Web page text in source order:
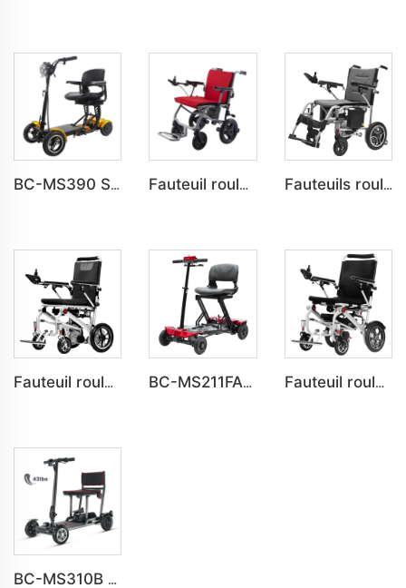
BC-MS390 Scooter pliant tout terrain à 4 roues pour personnes handicapées, adapté aux seniors Fauteuil roulant électrique ultra léger pliable en aluminium BC-EALD3 pour voyager Fauteuils roulants électriques en aluminium BC-EA8001B pour personnes handicapées
Fauteuil roulant électrique léger pliable portable BC-EA5516C pour adultes BC-MS211FAF Trottinette électrique automatique pliante complète à 4 roues pour adultes Fauteuil roulant électrique léger à commande à distance BC-EA5516B pour personnes handicapées
BC-MS310B Nouveau design premium de trottinette électrique ultra-légère à 4 roues pour personnes âgées